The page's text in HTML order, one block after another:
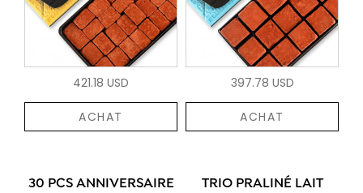
421.18 USD
ACHAT
397.78 USD
ACHAT
30 PCS ANNIVERSAIRE TRIO PRALINÉ LAIT